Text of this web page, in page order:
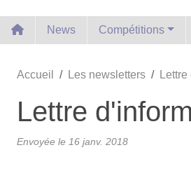
News Compétitions
Accueil Les newsletters
Lettre
Envoyée le 16 janv. 2018